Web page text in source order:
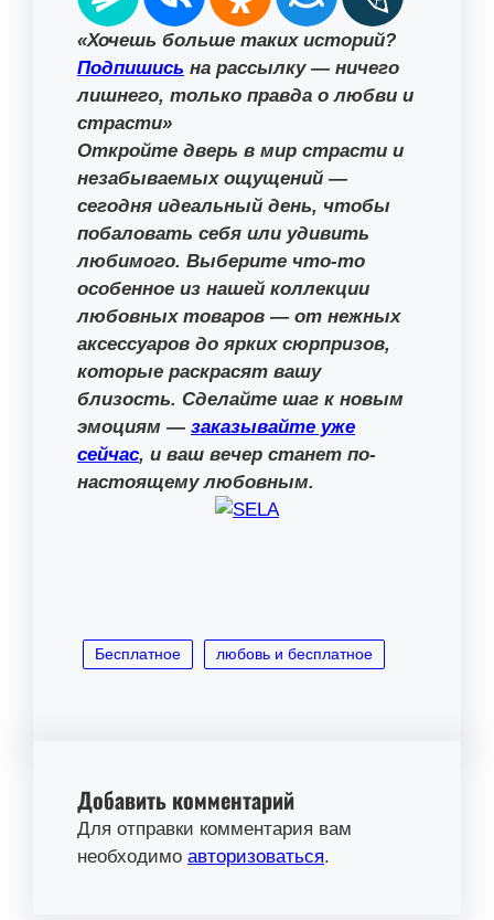
«Хочешь больше таких историй?
Подпишись на рассылку — ничего
лишнего, только правда о любви и
страсти»
Откройте дверь в мир страсти и
незабываемых ощущений —
сегодня идеальный день, чтобы
побаловать себя или удивить
любимого. Выберите что-то
особенное из нашей коллекции
любовных товаров — от нежных
аксессуаров до ярких сюрпризов,
которые раскрасят вашу
близость. Сделайте шаг к новым
эмоциям — заказывайте уже
сейчас, и ваш вечер станет по-
настоящему любовным.
Бесплатное любовь и бесплатное
Добавить комментарий
Для отправки комментария вам
необходимо авторизоваться.